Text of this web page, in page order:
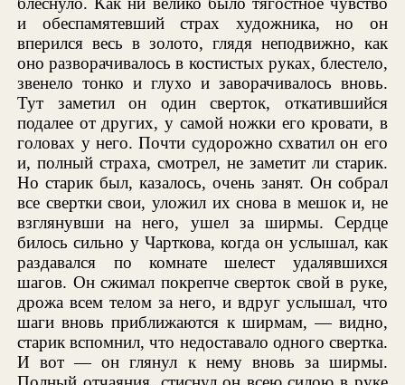
и обеспамятевший страх художника, но он
вперился весь в золото, глядя неподвижно, как
оно разворачивалось в костистых руках, блестело,
звенело тонко и глухо и заворачивалось вновь.
Тут заметил он один сверток, откатившийся
подалее от других, у самой ножки его кровати, в
головах у него. Почти судорожно схватил он его
и, полный страха, смотрел, не заметит ли старик.
Но старик был, казалось, очень занят. Он собрал
все свертки свои, уложил их снова в мешок и, не
взглянувши на него, ушел за ширмы. Сердце
билось сильно у Чарткова, когда он услышал, как
раздавался по комнате шелест удалявшихся
шагов. Он сжимал покрепче сверток свой в руке,
дрожа всем телом за него, и вдруг услышал, что
шаги вновь приближаются к ширмам, — видно,
старик вспомнил, что недоставало одного свертка.
И вот — он глянул к нему вновь за ширмы.